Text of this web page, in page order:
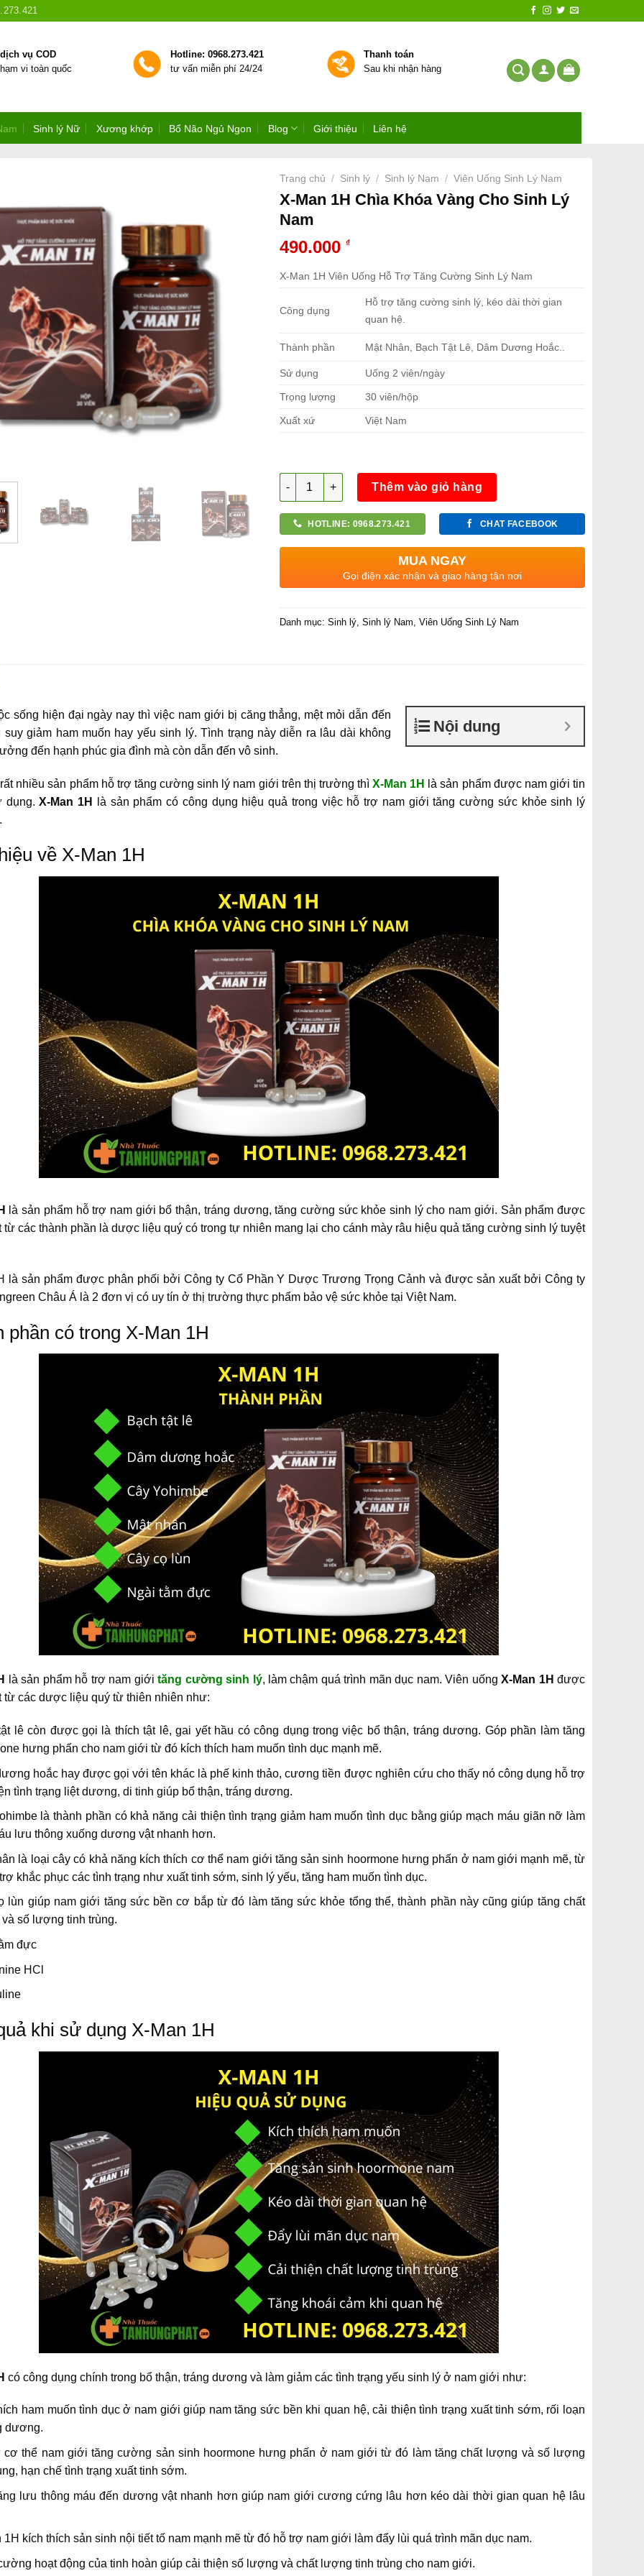
vụ COD
vi toàn quốc
Hotline: 0968.273.421
tư vấn miễn phí 24/24
Thanh toán
Sau khi nhận hàng
Sinh lý Nữ Xương khớp Bổ Não Ngủ Ngon Blog Giới thiệu Liên hệ
Trang chủ / Sinh lý / Sinh lý Nam / Viên Uống Sinh Lý Nam
X-Man 1H Chìa Khóa Vàng Cho Sinh Lý
Nam
490.000 ₫
X-Man 1H Viên Uống Hỗ Trợ Tăng Cường Sinh Lý Nam
Công dụng
Hỗ trợ tăng cường sinh lý, kéo dài thời gian
quan hệ.
Thành phần Mật Nhân, Bạch Tật Lê, Dâm Dương Hoắc..
Sử dụng Uống 2 viên/ngày
Trọng lượng 30 viên/hộp
Xuất xứ Việt Nam
Số lượng
Thêm vào giỏ hàng
HOTLINE: 0968.273.421 CHAT FACEBOOK
MUA NGAY
Gọi điện xác nhận và giao hàng tận nơi
Danh mục: Sinh lý Sinh lý Nam Viên Uống Sinh Lý Nam
Nội dung
sống hiện đại ngày nay thì việc nam giới bị căng thẳng, mệt mỏi dẫn đến
suy giảm ham muốn hay yếu sinh lý. Tình trạng này diễn ra lâu dài không
đến hạnh phúc gia đình mà còn dẫn đến vô sinh.
nhiều sản phẩm hỗ trợ tăng cường sinh lý nam giới trên thị trường thì X-Man 1H
là sản phẩm được nam giới tin
dụng.X-Man 1H
là sản phẩm có công dụng hiệu quả trong việc hỗ trợ nam giới tăng cường sức khỏe sinh lý
về X-Man 1H
là sản phẩm hỗ trợ nam giới bổ thận, tráng dương, tăng cường sức khỏe sinh lý cho nam giới. Sản phẩm được
từ các thành phần là dược liệu quý có trong tự nhiên mang lại cho cánh mày râu hiệu quả tăng cường sinh lý tuyệt
là sản phẩm được phân phối bởi Công ty Cổ Phần Y Dược Trương Trọng Cảnh và được sản xuất bởi Công ty
Châu Á là 2 đơn vị có uy tín ở thị trường thực phẩm bảo vệ sức khỏe tại Việt Nam.
phần có trong X-Man 1H
là sản phẩm hỗ trợ nam giớităng cường sinh lý, làm chậm quá trình mãn dục nam. Viên uốngX-Man 1H được
từ các dược liệu quý từ thiên nhiên như:
lê còn được gọi là thích tật lê, gai yết hầu có công dụng trong việc bổ thận, tráng dương. Góp phần làm tăng
hưng phấn cho nam giới từ đó kích thích ham muốn tình dục mạnh mẽ.
hoắc hay được gọi với tên khác là phế kinh thảo, cương tiền được nghiên cứu cho thấy nó công dụng hỗ trợ
tình trạng liệt dương, di tinh giúp bổ thận, tráng dương.
là thành phần có khả năng cải thiện tình trạng giảm ham muốn tình dục bằng giúp mạch máu giãn nỡ làm
lưu thông xuống dương vật nhanh hơn.
là loại cây có khả năng kích thích cơ thể nam giới tăng sản sinh hoormone hưng phấn ở nam giới mạnh mẽ, từ
khắc phục các tình trạng như xuất tinh sớm, sinh lý yếu, tăng ham muốn tình dục.
lùn giúp nam giới tăng sức bền cơ bắp từ đó làm tăng sức khỏe tổng thể, thành phần này cũng giúp tăng chất
và số lượng tinh trùng.
đực
HCl
khi sử dụng X-Man 1H
có công dụng chính trong bổ thận, tráng dương và làm giảm các tình trạng yếu sinh lý ở nam giới như:
ham muốn tình dục ở nam giới giúp nam tăng sức bền khi quan hệ, cải thiện tình trạng xuất tinh sớm, rối loạn
dương.
cơ thể nam giới tăng cường sản sinh hoormone hưng phấn ở nam giới từ đó làm tăng chất lượng và số lượng
hạn chế tình trạng xuất tinh sớm.
lưu thông máu đến dương vật nhanh hơn giúp nam giới cương cứng lâu hơn kéo dài thời gian quan hệ lâu
1H kích thích sản sinh nội tiết tố nam mạnh mẽ từ đó hỗ trợ nam giới làm đẩy lùi quá trình mãn dục nam.
hoạt động của tinh hoàn giúp cải thiện số lượng và chất lượng tinh trùng cho nam giới.